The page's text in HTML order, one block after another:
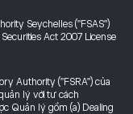
Seychelles ("FSAS")
Act 2007 License
Authority ("FSRA") của
lý với tư cách
Quản lý gồm (a) Dealing